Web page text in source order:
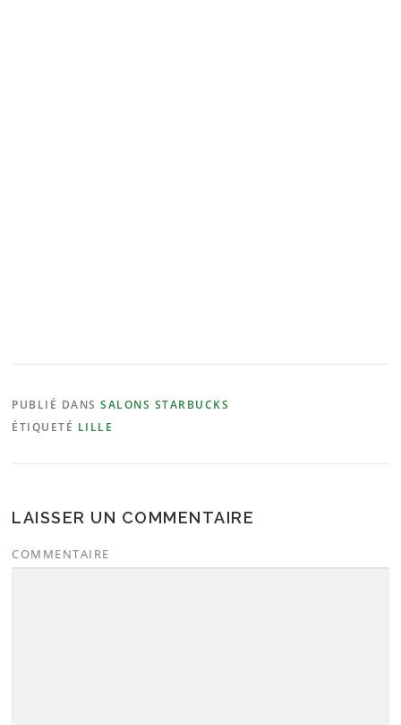
PUBLIÉ DANSSALONS STARBUCKS
ÉTIQUETÉ LILLE
LAISSER UN COMMENTAIRE
COMMENTAIRE